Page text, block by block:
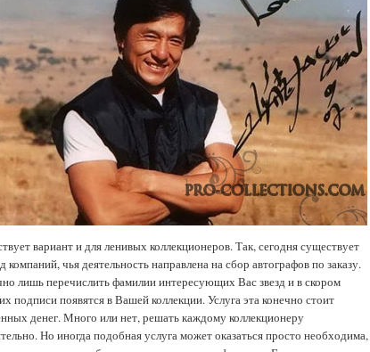
вариант и для ленивых коллекционеров. Так, сегодня существует
компаний, чья деятельность направлена на сбор автографов по заказу.
лишь перечислить фамилии интересующих Вас звезд и в скором
подписи появятся в Вашей коллекции. Услуга эта конечно стоит
денег. Много или нет, решать каждому коллекционеру
Но иногда подобная услуга может оказаться просто необходима,